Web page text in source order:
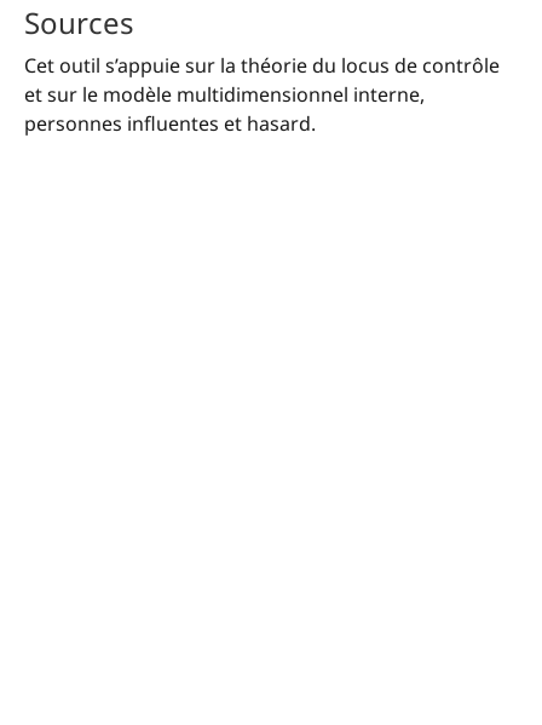
Sources
Cet outil s’appuie sur la théorie du locus de contrôle
et sur le modèle multidimensionnel interne,
personnes influentes et hasard.